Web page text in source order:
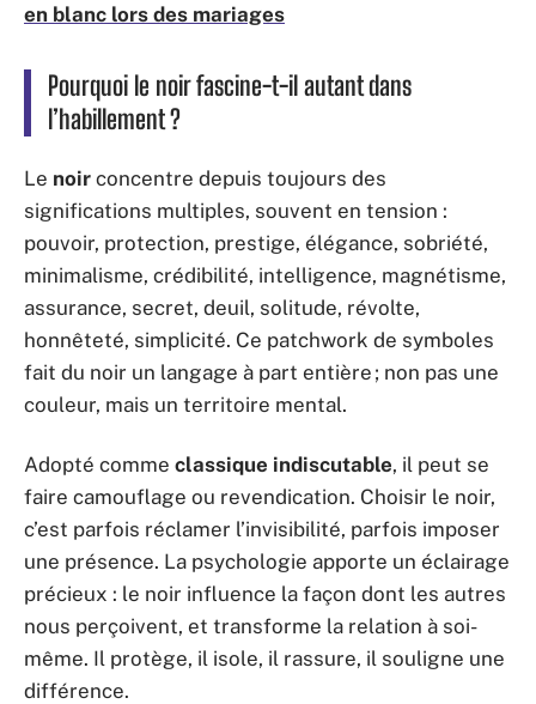
en blanc lors des mariages
Pourquoi le noir fascine-t-il autant dans
l’habillement ?
Le noir concentre depuis toujours des
significations multiples, souvent en tension :
pouvoir, protection, prestige, élégance, sobriété,
minimalisme, crédibilité, intelligence, magnétisme,
assurance, secret, deuil, solitude, révolte,
honnêteté, simplicité. Ce patchwork de symboles
fait du noir un langage à part entière ; non pas une
couleur, mais un territoire mental.
Adopté comme classique indiscutable, il peut se
faire camouflage ou revendication. Choisir le noir,
c’est parfois réclamer l’invisibilité, parfois imposer
une présence. La psychologie apporte un éclairage
précieux : le noir influence la façon dont les autres
nous perçoivent, et transforme la relation à soi-
même. Il protège, il isole, il rassure, il souligne une
différence.